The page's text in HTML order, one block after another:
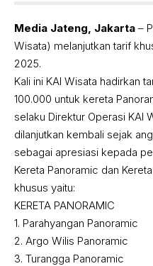
Media Jateng, Jakarta –
Wisata) melanjutkan tarif
2025.
Kali ini KAI Wisata hadirkan
100.000 untuk kereta
selaku Direktur Operasi KAI
dilanjutkan kembali sejak
sebagai apresiasi kepada
Kereta Panoramic dan
khusus yaitu:
KERETA PANORAMIC
1.⁠ ⁠Parahyangan Panoramic
2.⁠ ⁠Argo Wilis Panoramic
3.⁠ ⁠⁠Turangga Panoramic